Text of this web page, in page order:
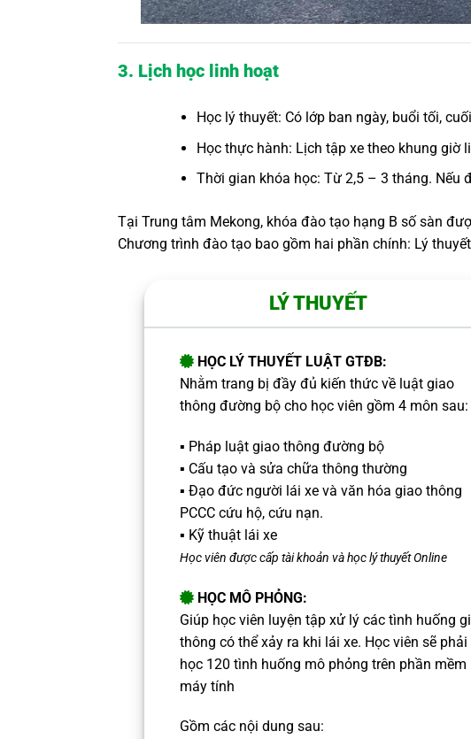
3. Lịch học linh hoạt
Học lý thuyết: Có lớp ban ngày, buổi tối,
Học thực hành: Lịch tập xe theo khung giờ
Thời gian khóa học: Từ 2,5 – 3 tháng. Nếu
Tại Trung tâm Mekong, khóa đào tạo hạng B số sàn
Chương trình đào tạo bao gồm hai phần chính: Lý
LÝ THUYẾT
HỌC LÝ THUYẾT LUẬT GTĐB:
Nhằm trang bị đầy đủ kiến thức về luật giao
thông đường bộ cho học viên gồm 4 môn sau:
▪️ Pháp luật giao thông đường bộ
▪️ Cấu tạo và sửa chữa thông thường
▪️ Đạo đức người lái xe và văn hóa giao thông
PCCC cứu hộ, cứu nạn.
▪️ Kỹ thuật lái xe
Học viên được cấp tài khoản và học lý thuyết Online
HỌC MÔ PHỎNG:
Giúp học viên luyện tập xử lý các tình huống
thông có thể xảy ra khi lái xe. Học viên sẽ phải
học 120 tình huống mô phỏng trên phần mềm
máy tính
Gồm các nội dung sau: